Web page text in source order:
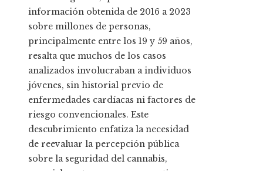
información obtenida de 2016 a 2023
sobre millones de personas,
principalmente entre los 19 y 59 años,
resalta que muchos de los casos
analizados involucraban a individuos
jóvenes, sin historial previo de
enfermedades cardíacas ni factores de
riesgo convencionales. Este
descubrimiento enfatiza la necesidad
de reevaluar la percepción pública
sobre la seguridad del cannabis,